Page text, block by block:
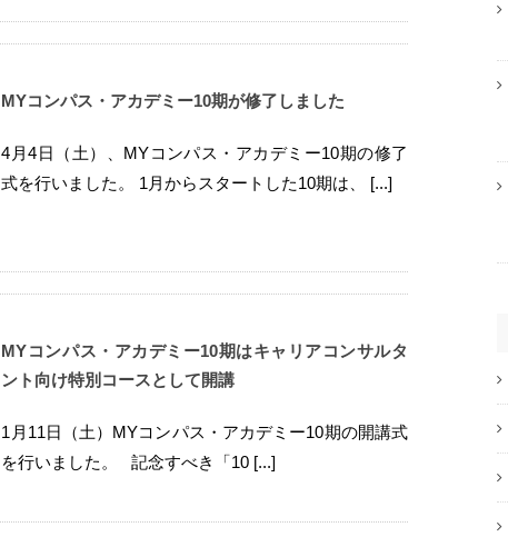
MYコンパス・アカデミー10期が修了しました
4月4日（土）、MYコンパス・アカデミー10期の修了
式を行いました。 1月からスタートした10期は、 [...]
MYコンパス・アカデミー10期はキャリアコンサルタ
ント向け特別コースとして開講
1月11日（土）MYコンパス・アカデミー10期の開講式
を行いました。 記念すべき「10 [...]